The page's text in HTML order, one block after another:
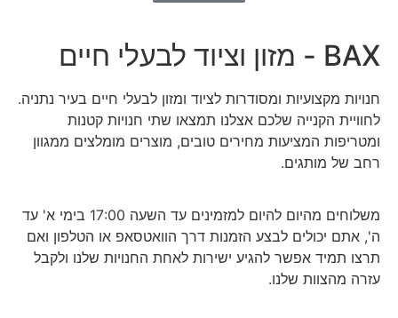
BAX - מזון וציוד לבעלי חיים
חנויות מקצועיות ומסודרות לציוד ומזון לבעלי חיים בעיר נתניה.
לחוויית הקנייה שלכם אצלנו תמצאו שתי חנויות קטנות
ומטריפות המציעות מחירים טובים, מוצרים מומלצים ממגוון
רחב של מותגים.
משלוחים מהיום להיום למזמינים עד השעה 17:00 בימי א' עד
ה', אתם יכולים לבצע הזמנות דרך הוואטסאפ או הטלפון ואם
תרצו תמיד אפשר להגיע ישירות לאחת החנויות שלנו ולקבל
עזרה מהצוות שלנו.